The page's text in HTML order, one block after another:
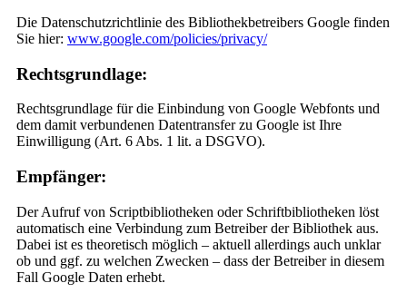
Die Datenschutzrichtlinie des Bibliothekbetreibers Google finden
Sie hier: www.google.com/policies/privacy/
Rechtsgrundlage:
Rechtsgrundlage für die Einbindung von Google Webfonts und
dem damit verbundenen Datentransfer zu Google ist Ihre
Einwilligung (Art. 6 Abs. 1 lit. a DSGVO).
Empfänger:
Der Aufruf von Scriptbibliotheken oder Schriftbibliotheken löst
automatisch eine Verbindung zum Betreiber der Bibliothek aus.
Dabei ist es theoretisch möglich – aktuell allerdings auch unklar
ob und ggf. zu welchen Zwecken – dass der Betreiber in diesem
Fall Google Daten erhebt.